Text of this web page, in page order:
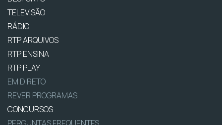
TELEVISÃO
RÁDIO
RTP ARQUIVOS
RTP ENSINA
RTP PLAY
EM DIRETO
REVER PROGRAMAS
CONCURSOS